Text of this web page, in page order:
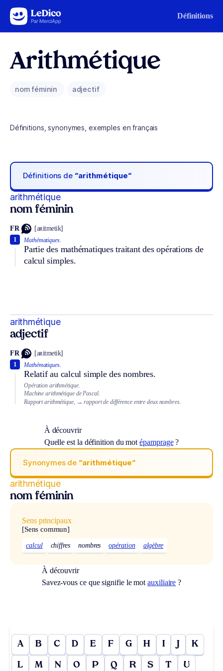
Aller au contenu Définitions
Arithmétique
nom féminin adjectif
Définitions, synonymes, exemples en français
Définitions de “arithmétique“
arithmétique
nom féminin
FR [aʀitmetik]
Mathématiques.
Partie des mathématiques traitant des opérations de
calcul simples.
1
arithmétique
adjectif
FR [aʀitmetik]
Mathématiques.
Relatif au calcul simple des nombres.
1
Opération arithmétique.
Machine arithmétique de Pascal.
Rapport arithmétique, → rapport de différence entre deux nombres.
À découvrir
Quelle est la définition du motépamprage?
Synonymes de “arithmétique“
arithmétique
nom féminin
Sens principaux
[Sens commun]
calcul chiffres nombres opération algèbre
À découvrir
Savez-vous ce que signifie le motauxiliaire ?
A B C D E F G H I J K
L M N O P Q R S T U